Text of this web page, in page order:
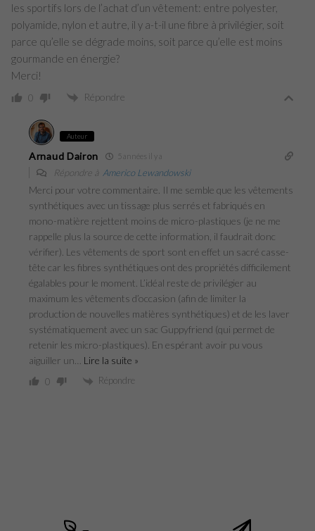
les sportifs lors de l’achat d’un vêtement: entre polyester,
polyamide, nylon et autre, il y a-t-il une fibre à privilégier, soit
parce qu’elle se dégrade moins, soit parce qu’elle est moins
gourmande en énergie?
Merci!
0 Répondre
Auteur
Arnaud Dairon 5 années il y a
Répondre à Americo Lewandowski
Merci pour votre commentaire. Il me semble que les vêtements
synthétiques avec un tissage plus serrés et fabriqués en
mono-matière rejettent moins de micro-plastiques (je ne me
rappelle plus la source de cette information, il faudrait donc
vérifier). Les vêtements de sport sont en effet un sacré casse-
tête car les fibres synthétiques ont des propriétés difficilement
égalables pour le moment. L’idéal reste de privilégier au
maximum les vêtements d’occasion (afin de limiter la
production de nouvelles matières synthétiques) et de les laver
systématiquement avec un sac Guppyfriend (qui permet de
retenir les micro-plastiques). En espérant avoir pu vous
aiguiller un… Lire la suite »
0 Répondre